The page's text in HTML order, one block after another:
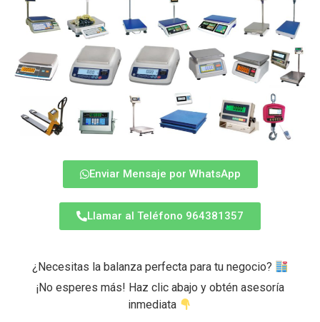
Enviar Mensaje por WhatsApp
Llamar al Teléfono 964381357
¿Necesitas la balanza perfecta para tu negocio?
¡No esperes más! Haz clic abajo y obtén asesoría
inmediata